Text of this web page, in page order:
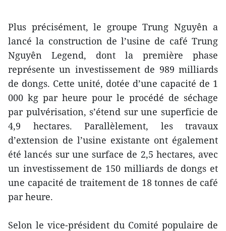
Plus précisément, le groupe Trung Nguyên a
lancé la construction de l’usine de café Trung
Nguyên Legend, dont la première phase
représente un investissement de 989 milliards
de dongs. Cette unité, dotée d’une capacité de 1
000 kg par heure pour le procédé de séchage
par pulvérisation, s’étend sur une superficie de
4,9 hectares. Parallèlement, les travaux
d’extension de l’usine existante ont également
été lancés sur une surface de 2,5 hectares, avec
un investissement de 150 milliards de dongs et
une capacité de traitement de 18 tonnes de café
par heure.
Selon le vice-président du Comité populaire de